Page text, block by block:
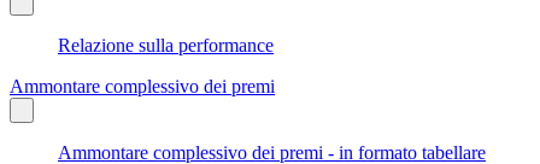
Relazione sulla performance
Ammontare complessivo dei premi
Ammontare complessivo dei premi - in formato tabellare